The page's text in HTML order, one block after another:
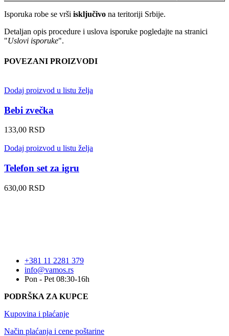
Isporuka robe se vrši isključivo na teritoriji Srbije.
Detaljan opis procedure i uslova isporuke pogledajte na stranici
"Uslovi isporuke".
POVEZANI PROIZVODI
Dodaj proizvod u listu želja
Bebi zvečka
133,00 RSD
Dodaj proizvod u listu želja
Telefon set za igru
630,00 RSD
+381 11 2281 379
info@vamos.rs
Pon - Pet 08:30-16h
PODRŠKA ZA KUPCE
Kupovina i plaćanje
Način plaćanja i cene poštarine